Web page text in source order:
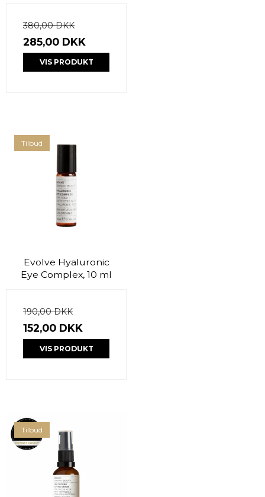
380,00 DKK
285,00 DKK
VIS PRODUKT
Tilbud
Evolve Hyaluronic
Eye Complex, 10 ml
190,00 DKK
152,00 DKK
VIS PRODUKT
Tilbud